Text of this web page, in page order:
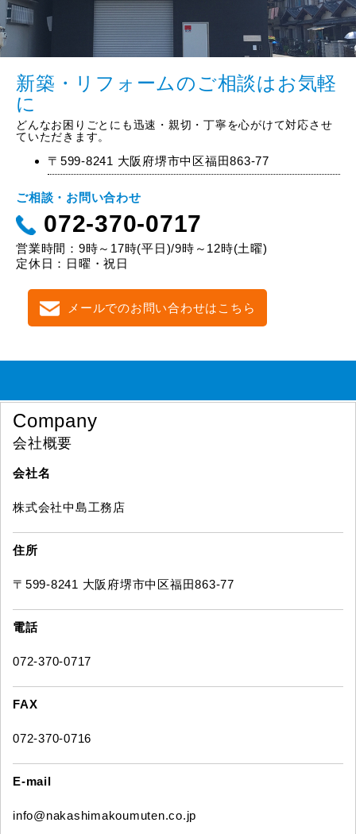
新築・リフォームのご相談はお気軽
に
どんなお困りごとにも迅速・親切・丁寧を心がけて対応させ
ていただきます。
〒599-8241 大阪府堺市中区福田863-77
ご相談・お問い合わせ
072-370-0717
営業時間：9時～17時(平日)/9時～12時(土曜)
定休日：日曜・祝日
メールでのお問い合わせはこちら
Company
会社概要
会社名
株式会社中島工務店
住所
〒599-8241 大阪府堺市中区福田863-77
電話
072-370-0717
FAX
072-370-0716
E-mail
info@nakashimakoumuten.co.jp